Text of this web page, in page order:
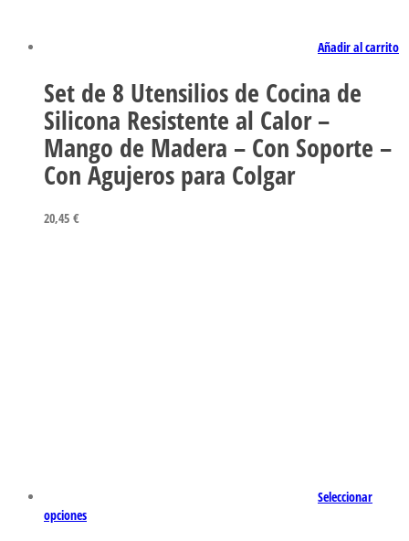
Añadir al carrito
Set de 8 Utensilios de Cocina de
Silicona Resistente al Calor –
Mango de Madera – Con Soporte –
Con Agujeros para Colgar
20,45 €
Seleccionar
opciones